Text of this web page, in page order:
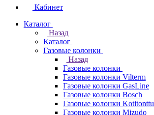
Кабинет
Каталог
Назад
Каталог
Газовые колонки
Назад
Газовые колонки
Газовые колонки Vilterm
Газовые колонки GasLine
Газовые колонки Bosch
Газовые колонки Kotitonttu
Газовые колонки Mizudo